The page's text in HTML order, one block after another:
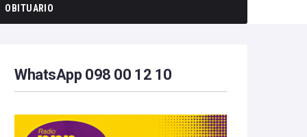
OBITUARIO
WhatsApp 098 00 12 10